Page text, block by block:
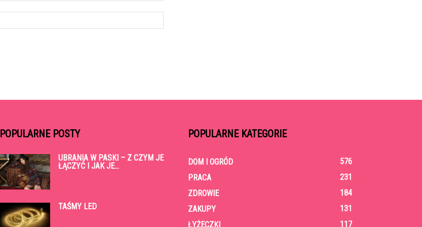
POPULARNE POSTY
UBRANIA W PASKI – Z CZYM JE
ŁĄCZYĆ I JAK JE...
TAŚMY LED
POPULARNE KATEGORIE
DOM I OGRÓD
576
PRACA
231
ZDROWIE
184
ZAKUPY
131
ŁYŻECZKI
117